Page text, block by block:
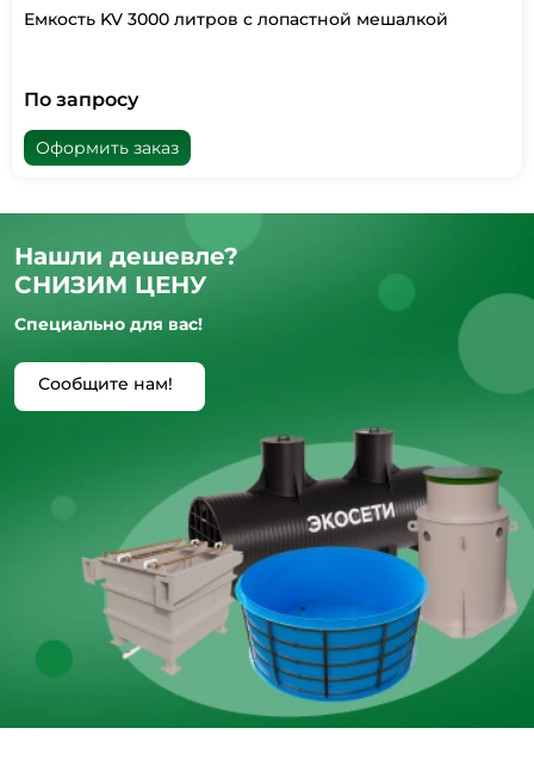
Емкость KV 3000 литров с лопастной мешалкой
По запросу
Оформить заказ
Нашли дешевле?
СНИЗИМ ЦЕНУ
Специально для вас!
Сообщите нам!